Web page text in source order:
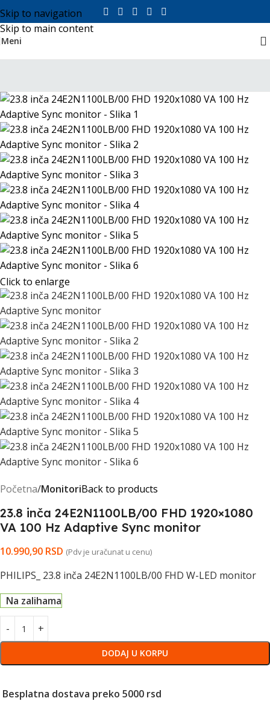
Skip to navigation
Skip to main content
Meni
Click to enlarge
Početna MonitoriBack to products
23.8 inča 24E2N1100LB/00 FHD 1920×1080
VA 100 Hz Adaptive Sync monitor
10.990,90 RSD (Pdv je uračunat u cenu)
PHILIPS_ 23.8 inča 24E2N1100LB/00 FHD W-LED monitor
Na zalihama
DODAJ U KORPU
Besplatna dostava preko 5000 rsd